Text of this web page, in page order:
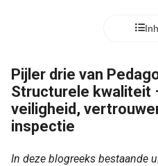
Pijler drie van
Structurele kwaliteit
veiligheid,
inspectie
In deze blogreeks bestaande
worden
om
over